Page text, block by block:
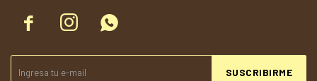
  
SUSCRIBIRME